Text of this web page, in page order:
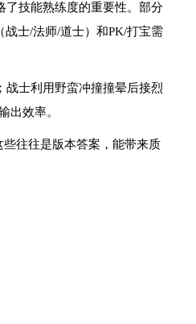
了技能熟练度的重要性。部分
战士/法师/道士）和PK/打宝需
战士利用野蛮冲撞撞晕后接烈
出效率。
往往是版本答案，能带来质